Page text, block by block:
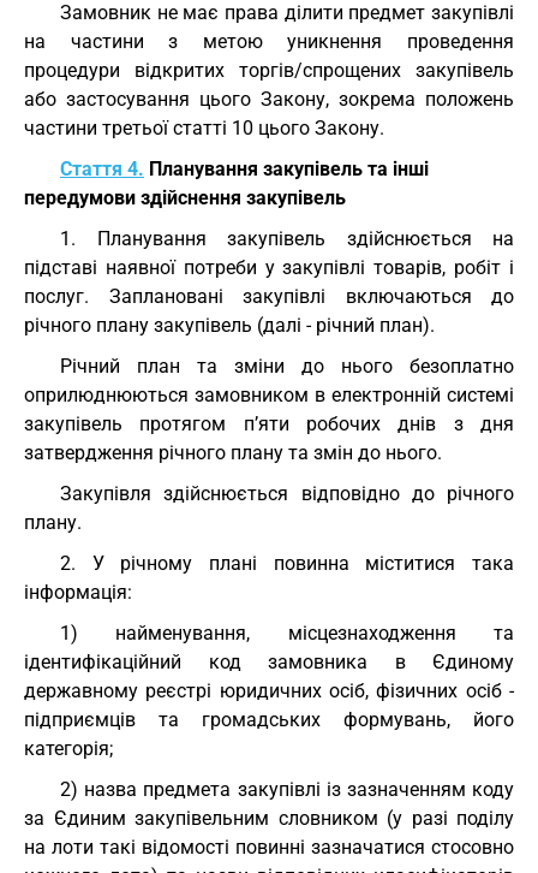
Замовник не має права ділити предмет закупівлі
на частини з метою уникнення проведення
процедури відкритих торгів/спрощених закупівель
або застосування цього Закону, зокрема положень
частини третьої статті 10 цього Закону.
Стаття 4. Планування закупівель та інші
передумови здійснення закупівель
1. Планування закупівель здійснюється на
підставі наявної потреби у закупівлі товарів, робіт і
послуг. Заплановані закупівлі включаються до
річного плану закупівель (далі - річний план).
Річний план та зміни до нього безоплатно
оприлюднюються замовником в електронній системі
закупівель протягом п’яти робочих днів з дня
затвердження річного плану та змін до нього.
Закупівля здійснюється відповідно до річного
плану.
2. У річному плані повинна міститися така
інформація:
1) найменування, місцезнаходження та
ідентифікаційний код замовника в Єдиному
державному реєстрі юридичних осіб, фізичних осіб -
підприємців та громадських формувань, його
категорія;
2) назва предмета закупівлі із зазначенням коду
за Єдиним закупівельним словником (у разі поділу
на лоти такі відомості повинні зазначатися стосовно